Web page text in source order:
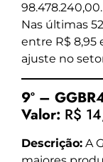
98.478.240,00.
Nas últimas
entre R$ 8,95
ajuste no
9º –
Valor: R$
Descrição: A